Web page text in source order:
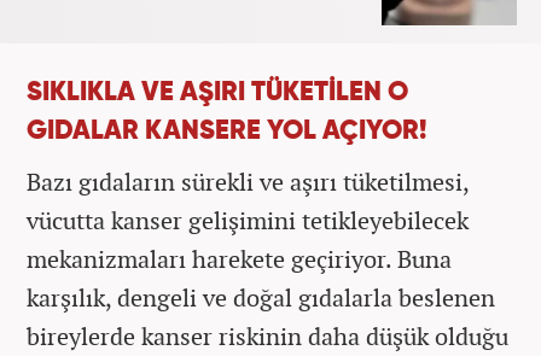
SIKLIKLA VE AŞIRI TÜKETİLEN O
GIDALAR KANSERE YOL AÇIYOR!
Bazı gıdaların sürekli ve aşırı tüketilmesi,
vücutta kanser gelişimini tetikleyebilecek
mekanizmaları harekete geçiriyor. Buna
karşılık, dengeli ve doğal gıdalarla beslenen
bireylerde kanser riskinin daha düşük olduğu